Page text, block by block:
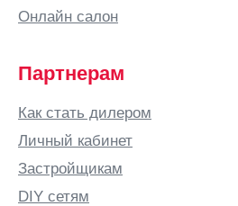
Благовещенск
Богородск
Братск
Онлайн салон
Партнерам
Как стать дилером
Личный кабинет
Застройщикам
DIY сетям